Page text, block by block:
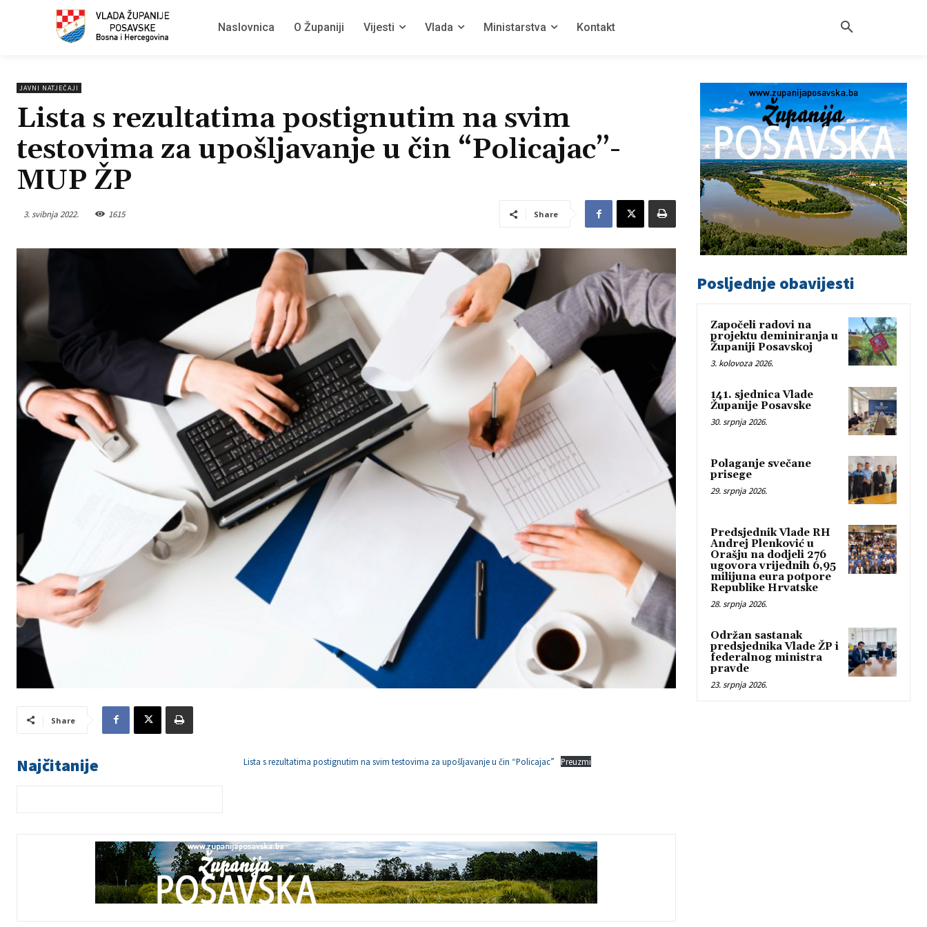
Naslovnica O Županiji Vijesti Vlada Ministarstva Kontakt
JAVNI NATJEČAJI
Lista s rezultatima postignutim na svim
testovima za upošljavanje u čin “Policajac”-
MUP ŽP
3. svibnja 2022. 1615 Share
Share
Najčitanije Lista s rezultatima postignutim na svim testovima za upošljavanje u čin “Policajac” Preuzmi
Posljednje obavijesti
Započeli radovi na
projektu deminiranja u
Županiji Posavskoj
3. kolovoza 2026.
141. sjednica Vlade
Županije Posavske
30. srpnja 2026.
Polaganje svečane
prisege
29. srpnja 2026.
Predsjednik Vlade RH
Andrej Plenković u
Orašju na dodjeli 276
ugovora vrijednih 6,95
milijuna eura potpore
Republike Hrvatske
28. srpnja 2026.
Održan sastanak
predsjednika Vlade ŽP i
federalnog ministra
pravde
23. srpnja 2026.